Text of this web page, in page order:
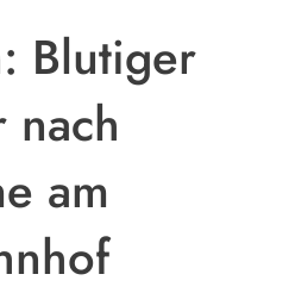
Blutiger
nach
am